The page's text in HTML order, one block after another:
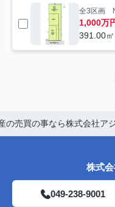
全3区
1,000万
391.00
の売買の事なら株式会社ア
株式
049-238-9001